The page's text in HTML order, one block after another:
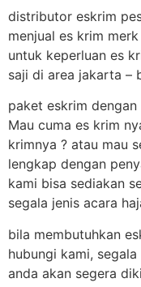
distributor eskrim
menjual es krim
untuk keperluan es
saji di area jakarta –
paket eskrim dengan
Mau cuma es krim
krimnya ? atau mau
lengkap dengan
kami bisa sediakan
segala jenis acara
bila membutuhkan
hubungi kami,
anda akan segera